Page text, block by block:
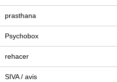
prasthana
Psychobox
rehacer
SIVA / avis